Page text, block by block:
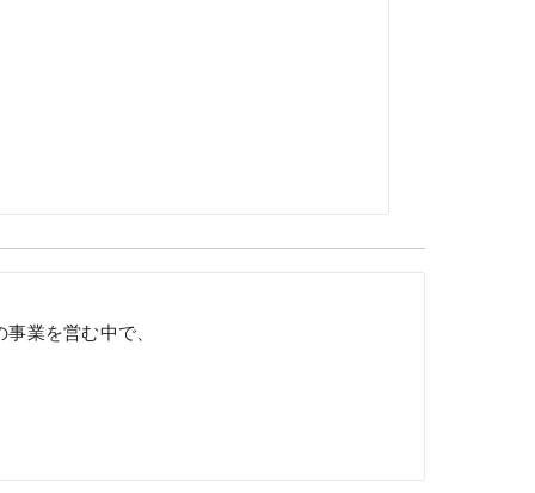
業を営む中で、